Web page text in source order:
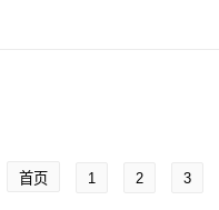
首页 1 2 3